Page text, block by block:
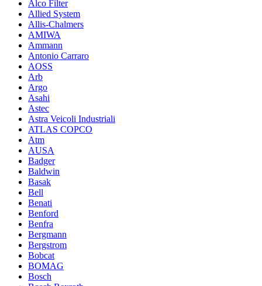
Alco Filter
Allied System
Allis-Chalmers
AMIWA
Ammann
Antonio Carraro
AOSS
Arb
Argo
Asahi
Astec
Astra Veicoli Industriali
ATLAS COPCO
Atm
AUSA
Badger
Baldwin
Basak
Bell
Benati
Benford
Benfra
Bergmann
Bergstrom
Bobcat
BOMAG
Bosch